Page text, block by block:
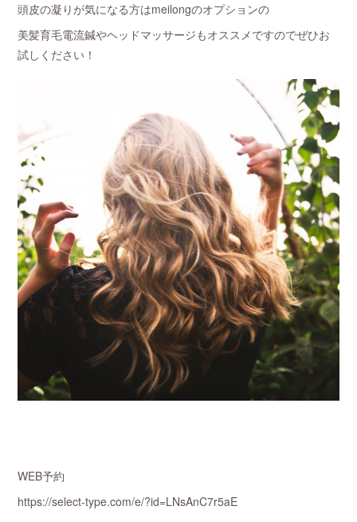
頭皮の凝りが気になる方はmeilongのオプションの
美髪育毛電流鍼やヘッドマッサージもオススメですのでぜひお
試しください！
WEB予約
https://select-type.com/e/?id=LNsAnC7r5aE